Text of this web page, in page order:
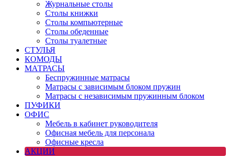
Журнальные столы
Столы книжки
Столы компьютерные
Столы обеденные
Столы туалетные
СТУЛЬЯ
КОМОДЫ
МАТРАСЫ
Беспружинные матрасы
Матрасы с зависимым блоком пружин
Матрасы с независимым пружинным блоком
ПУФИКИ
ОФИС
Мебель в кабинет руководителя
Офисная мебель для персонала
Офисные кресла
АКЦИИ